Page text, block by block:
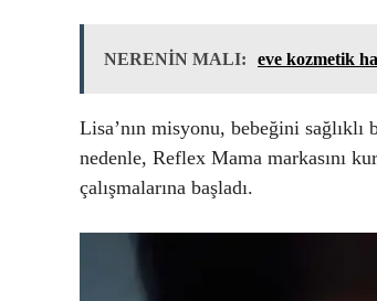
NERENİN MALI: eve kozmetik
Lisa’nın misyonu, bebeğini
nedenle, Reflex Mama markasını
çalışmalarına başladı.